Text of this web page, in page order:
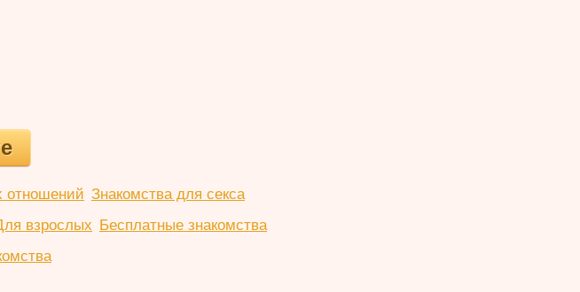
отношений Знакомства для секса
взрослых Бесплатные знакомства